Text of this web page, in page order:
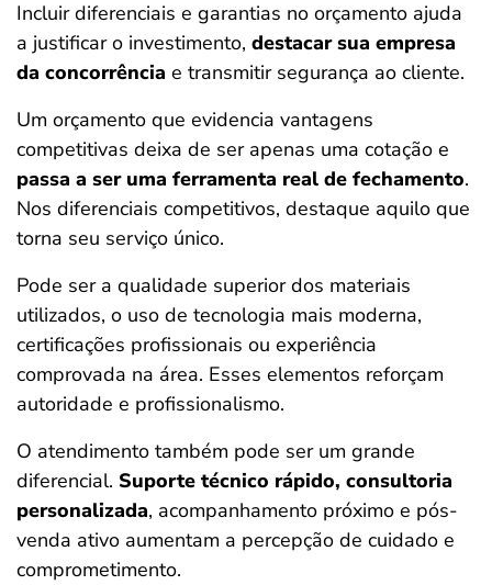
Incluir diferenciais e garantias no orçamento ajuda
a justificar o investimento, destacar sua empresa
da concorrência e transmitir segurança ao cliente.
Um orçamento que evidencia vantagens
competitivas deixa de ser apenas uma cotação e
passa a ser uma ferramenta real de fechamento.
Nos diferenciais competitivos, destaque aquilo que
torna seu serviço único.
Pode ser a qualidade superior dos materiais
utilizados, o uso de tecnologia mais moderna,
certificações profissionais ou experiência
comprovada na área. Esses elementos reforçam
autoridade e profissionalismo.
O atendimento também pode ser um grande
diferencial. Suporte técnico rápido, consultoria
personalizada, acompanhamento próximo e pós-
venda ativo aumentam a percepção de cuidado e
comprometimento.